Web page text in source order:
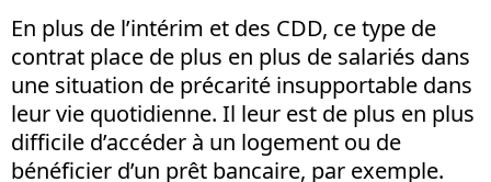
En plus de l’intérim et des CDD, ce type de
contrat place de plus en plus de salariés dans
une situation de précarité insupportable dans
leur vie quotidienne. Il leur est de plus en plus
difficile d’accéder à un logement ou de
bénéficier d’un prêt bancaire, par exemple.